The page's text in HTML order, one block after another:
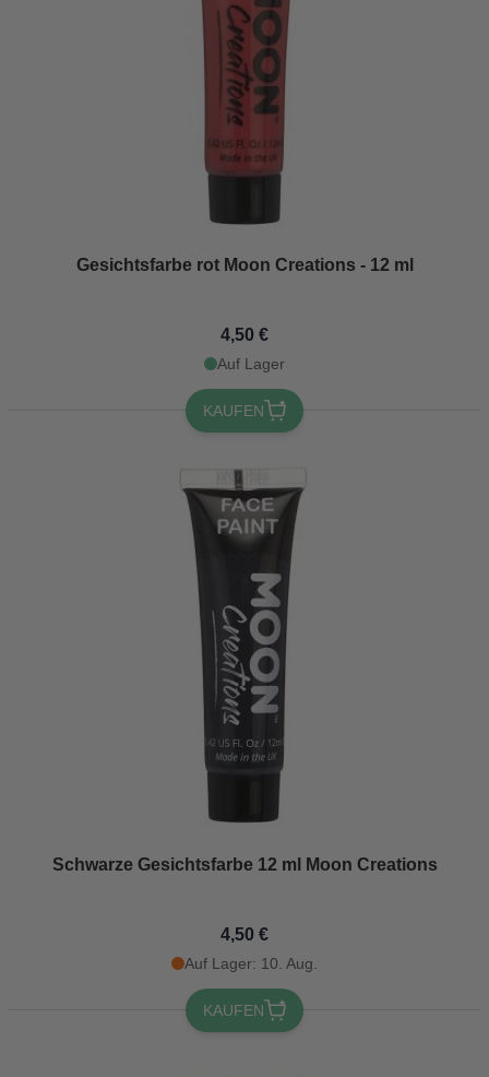
Gesichtsfarbe rot Moon Creations - 12 ml
4,50 €
Auf Lager
KAUFEN
Schwarze Gesichtsfarbe 12 ml Moon Creations
4,50 €
Auf Lager: 10. Aug.
KAUFEN